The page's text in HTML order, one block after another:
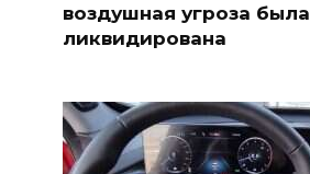
воздушная угроза была
ликвидирована